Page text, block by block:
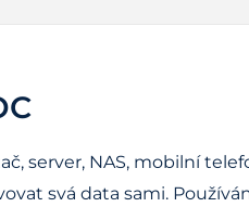
server, NAS, mobilní
svá data sami.